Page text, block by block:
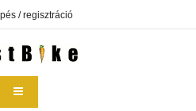
/ regisztráció